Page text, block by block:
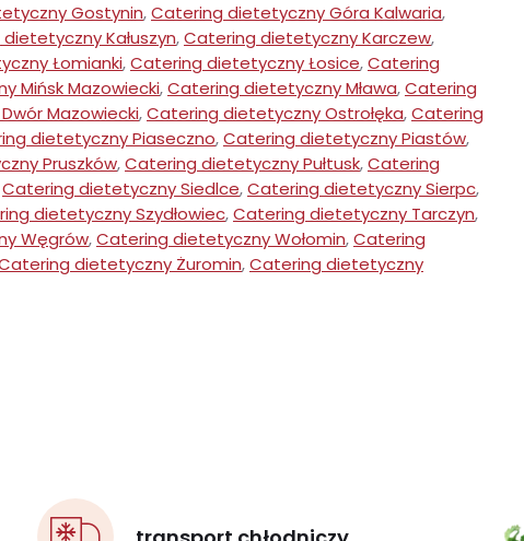
Gostynin,Catering dietetyczny Góra Kalwaria,
Kałuszyn,Catering dietetyczny Karczew,
Łomianki,Catering dietetyczny Łosice,Catering
Mińsk Mazowiecki,Catering dietetyczny Mława,Catering
Mazowiecki,Catering dietetyczny Ostrołęka,Catering
dietetyczny Piaseczno,Catering dietetyczny Piastów,
Pruszków,Catering dietetyczny Pułtusk,Catering
Catering dietetyczny Siedlce,Catering dietetyczny Sierpc,
dietetyczny Szydłowiec,Catering dietetyczny Tarczyn,
Węgrów,Catering dietetyczny Wołomin,Catering
dietetyczny Żuromin,Catering dietetyczny